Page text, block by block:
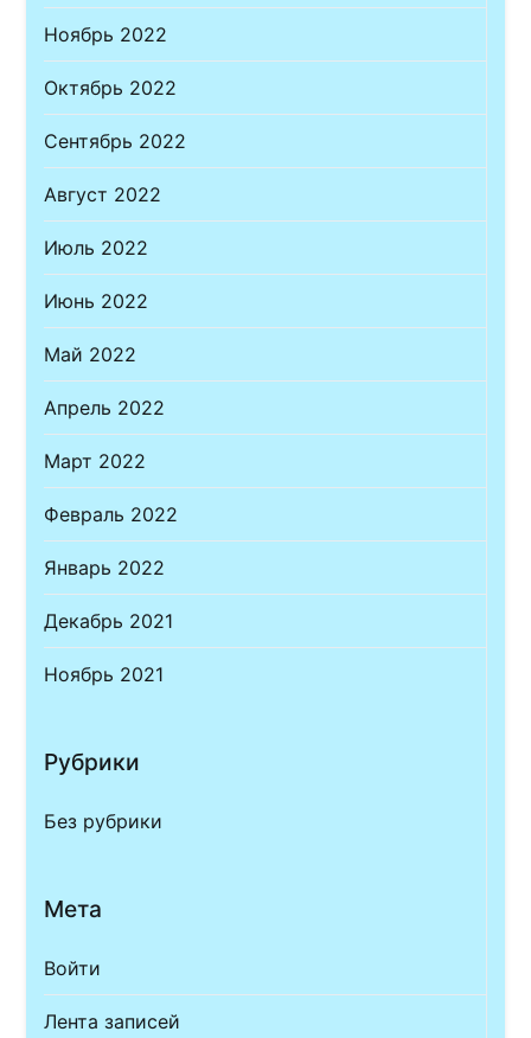
Ноябрь 2022
Октябрь 2022
Сентябрь 2022
Август 2022
Июль 2022
Июнь 2022
Май 2022
Апрель 2022
Март 2022
Февраль 2022
Январь 2022
Декабрь 2021
Ноябрь 2021
Рубрики
Без рубрики
Мета
Войти
Лента записей